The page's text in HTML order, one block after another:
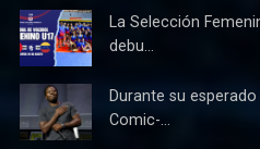
La Selección
debu...
Durante su
Comic-...